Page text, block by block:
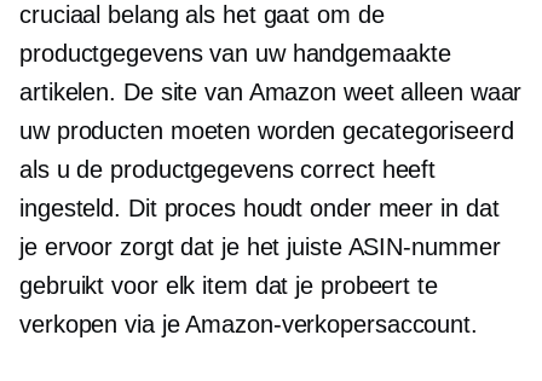
cruciaal belang als het gaat om de
productgegevens van uw handgemaakte
artikelen. De site van Amazon weet alleen waar
uw producten moeten worden gecategoriseerd
als u de productgegevens correct heeft
ingesteld. Dit proces houdt onder meer in dat
je ervoor zorgt dat je het juiste ASIN-nummer
gebruikt voor elk item dat je probeert te
verkopen via je Amazon-verkopersaccount.